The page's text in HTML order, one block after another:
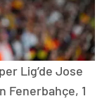
Lig’de Jose
Fenerbahçe, 1